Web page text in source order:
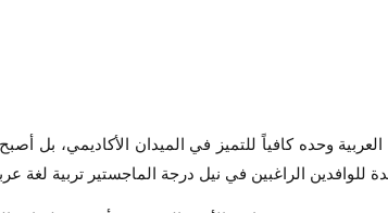
وحده كافياً للتميز في الميدان الأكاديمي، بل
للوافدين الراغبين في نيل درجة الماجستير تربية لغة